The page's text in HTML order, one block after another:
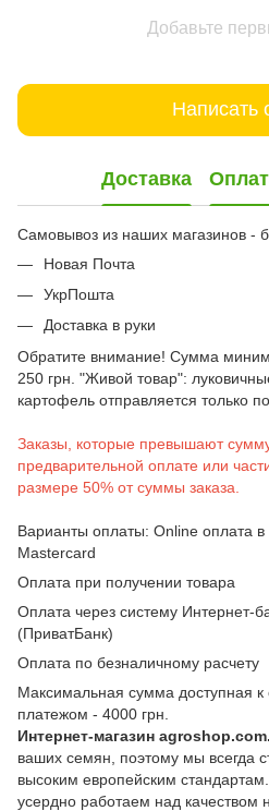
Добавьте
Написать
Доставка
Самовывоз из наших магазинов -
Новая Почта
УкрПошта
Доставка в руки
Обратите внимание! Сумма
250 грн. "Живой товар":
картофель отправляется только
Заказы, которые превышают
предварительной оплате или
размере 50% от суммы заказа.
Варианты оплаты: Online оплата в
Mastercard
Оплата при получении товара
Оплата через систему Интернет-
(ПриватБанк)
Оплата по безналичному расчету
Максимальная сумма доступная
платежом - 4000 грн.
Интернет-магазин
ваших семян, поэтому мы всегда
высоким европейским
усердно работаем над качеством